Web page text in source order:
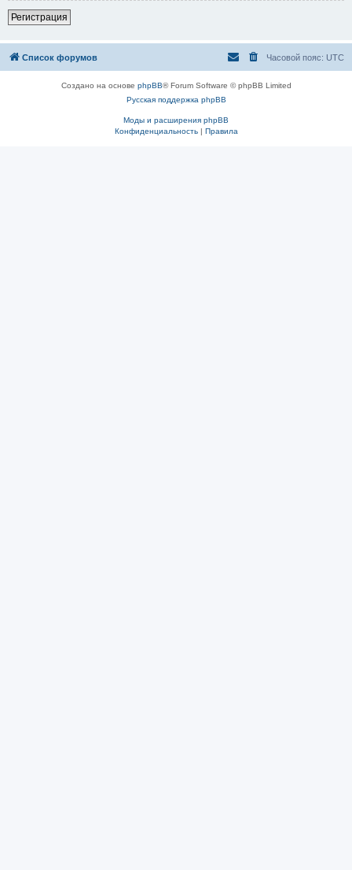
Регистрация
Список форумов Часовой пояс: UTC
Создано на основе phpBB® Forum Software © phpBB Limited
Русская поддержка phpBB
Моды и расширения phpBB
Конфиденциальность| Правила